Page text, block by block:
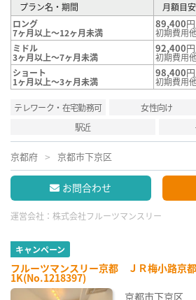
プラン名・期間
月額目安
ロング
7ヶ月以上～12ヶ月未満
89,400
初期費用
ミドル
3ヶ月以上～7ヶ月未満
92,400
初期費用
ショート
1ヶ月以上～3ヶ月未満
98,400
初期費用
テレワーク・在宅勤務可 女性向け
駅近
京都府 京都市下京区
お問合わせ
運営会社： 株式会社フルーツマンスリー
キャンペーン
フルーツマンスリー京都 ＪＲ梅小路京
1K(No.1218397)
京都市下京区